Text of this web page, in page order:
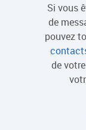
Si vous
de
pouvez
de votre